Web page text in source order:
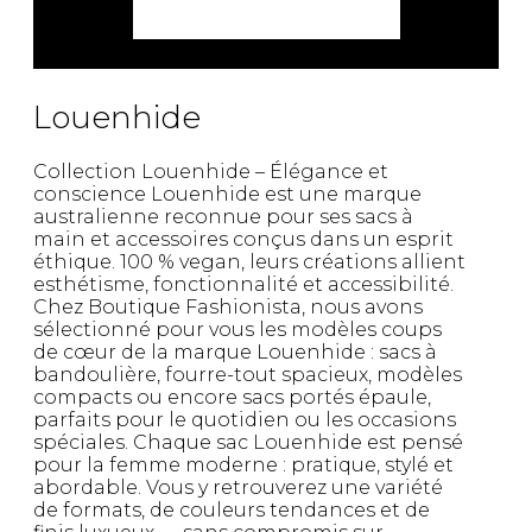
Louenhide
Collection Louenhide – Élégance et
conscience Louenhide est une marque
australienne reconnue pour ses sacs à
main et accessoires conçus dans un esprit
éthique. 100 % vegan, leurs créations allient
esthétisme, fonctionnalité et accessibilité.
Chez Boutique Fashionista, nous avons
sélectionné pour vous les modèles coups
de cœur de la marque Louenhide : sacs à
bandoulière, fourre-tout spacieux, modèles
compacts ou encore sacs portés épaule,
parfaits pour le quotidien ou les occasions
spéciales. Chaque sac Louenhide est pensé
pour la femme moderne : pratique, stylé et
abordable. Vous y retrouverez une variété
de formats, de couleurs tendances et de